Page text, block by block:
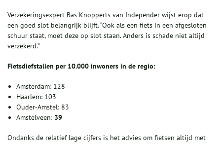
Verzekeringsexpert Bas Knopperts van Independer wijst erop dat
een goed slot belangrijk blijft. “Ook als een fiets in een afgesloten
schuur staat, moet deze op slot staan. Anders is schade niet altijd
verzekerd.”
Fietsdiefstallen per 10.000 inwoners in de regio:
Amsterdam: 128
Haarlem: 103
Ouder-Amstel: 83
Amstelveen: 39
Ondanks de relatief lage cijfers is het advies om fietsen altijd met